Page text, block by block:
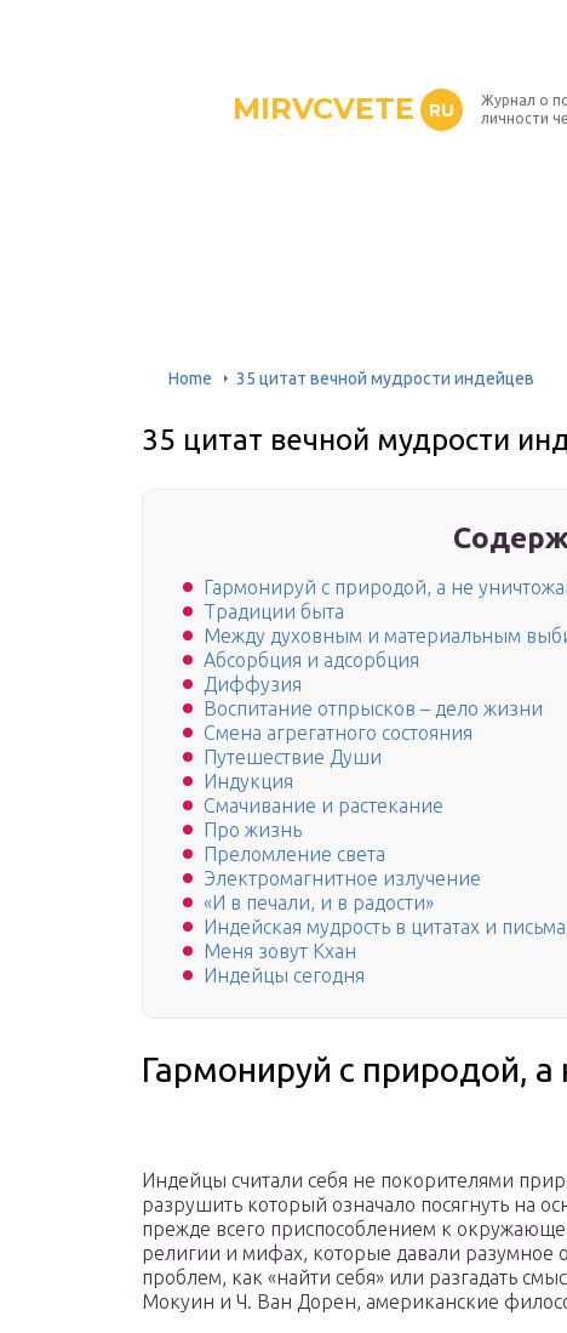
MIRVCVETE RU
Журнал о
личности
Home 35 цитат вечной мудрости индейцев
35 цитат вечной мудрости
Гармонируй с природой, а не
Традиции быта
Между духовным и материальным
Абсорбция и адсорбция
Диффузия
Воспитание отпрысков – дело жизни
Смена агрегатного состояния
Путешествие Души
Индукция
Смачивание и растекание
Про жизнь
Преломление света
Электромагнитное излучение
«И в печали, и в радости»
Индейская мудрость в цитатах и
Меня зовут Кхан
Индейцы сегодня
Гармонируй с природой, а
Индейцы считали себя не покорителями
разрушить который означало посягнуть на
прежде всего приспособлением к
религии и мифах, которые давали разумное
проблем, как «найти себя» или разгадать
Мокуин и Ч. Ван Дорен, американские